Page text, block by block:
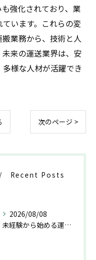
強化されており、業
います。これらの変
業務から、技術と人
来の運送業界は、安
様な人材が活躍でき
次のページ >
Recent Posts
2026/08/08
未経験から始める運送業の安心と成長の道